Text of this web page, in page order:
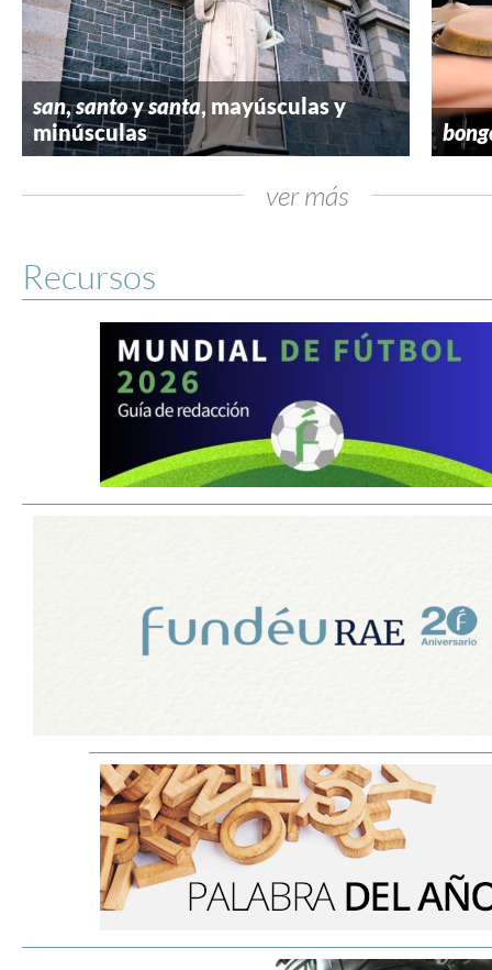
san,santoysanta, mayúsculas y
minúsculas
ver más
Recursos